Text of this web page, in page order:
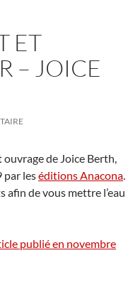
ET
– JOICE
ouvrage de Joice Berth,
par leséditions Anacona.
afin de vous mettre l’eau
publié en novembre
et féminisme noir –